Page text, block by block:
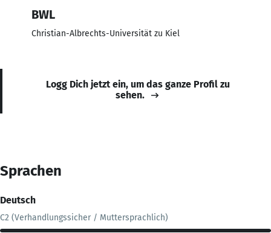
BWL
Christian-Albrechts-Universität zu Kiel
Logg Dich jetzt ein, um das ganze Profil zu
sehen.
Sprachen
Deutsch
C2 (Verhandlungssicher / Muttersprachlich)